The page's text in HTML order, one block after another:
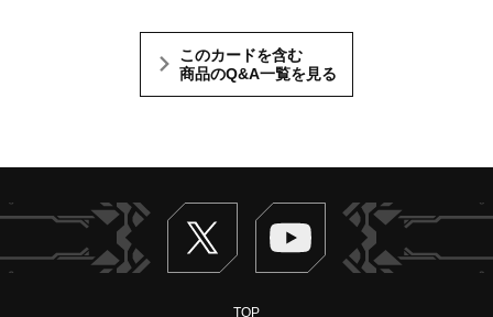
このカードを含む
商品のQ&A一覧を見る
Twitter ヴァンガードch
TOP